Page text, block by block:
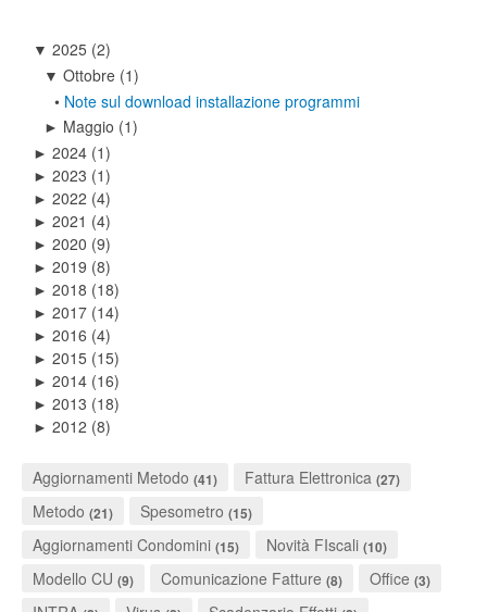
▼ 2025 (2)
▼ Ottobre (1)
• Note sul download installazione programmi
► Maggio (1)
► 2024 (1)
► 2023 (1)
► 2022 (4)
► 2021 (4)
► 2020 (9)
► 2019 (8)
► 2018 (18)
► 2017 (14)
► 2016 (4)
► 2015 (15)
► 2014 (16)
► 2013 (18)
► 2012 (8)
Aggiornamenti Metodo (41) Fattura Elettronica (27)
Metodo (21) Spesometro (15)
Aggiornamenti Condomini (15) Novità FIscali (10)
Modello CU (9) Comunicazione Fatture (8) Office (3)